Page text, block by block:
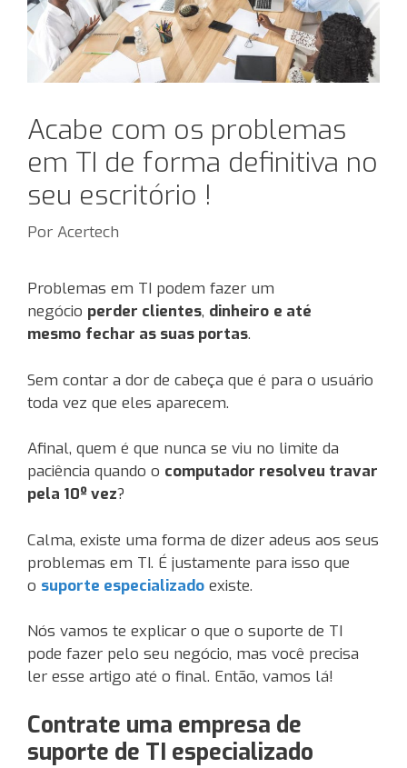
Acabe com os problemas
em TI de forma definitiva no
seu escritório !
Por Acertech
Problemas em TI podem fazer um
negócio perder clientes, dinheiro e até
mesmo fechar as suas portas.
Sem contar a dor de cabeça que é para o usuário
toda vez que eles aparecem.
Afinal, quem é que nunca se viu no limite da
paciência quando o computador resolveu travar
pela 10º vez?
Calma, existe uma forma de dizer adeus aos seus
problemas em TI. É justamente para isso que
o suporte especializado existe.
Nós vamos te explicar o que o suporte de TI
pode fazer pelo seu negócio, mas você precisa
ler esse artigo até o final. Então, vamos lá!
Contrate uma empresa de
suporte de TI especializado